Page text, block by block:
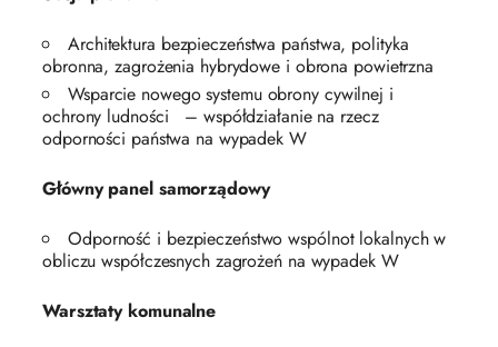
Architektura bezpieczeństwa państwa, polityka
obronna, zagrożenia hybrydowe i obrona powietrzna
Wsparcie nowego systemu obrony cywilnej i
ochrony ludności – współdziałanie na rzecz
odporności państwa na wypadek W
Główny panel samorządowy
Odporność i bezpieczeństwo wspólnot lokalnych w
obliczu współczesnych zagrożeń na wypadek W
Warsztaty komunalne